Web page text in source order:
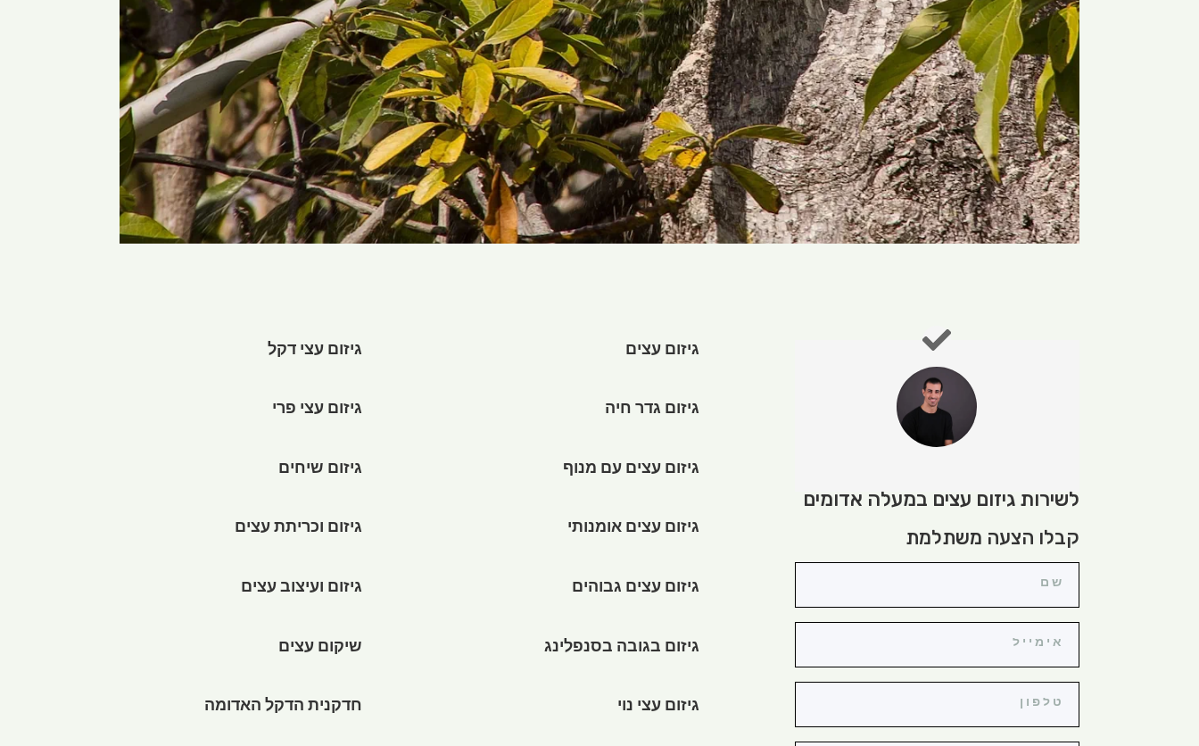
גיזום עצי דקל
גיזום עצי פרי
גיזום שיחים
גיזום וכריתת עצים
גיזום ועיצוב עצים
שיקום עצים
חדקנית הדקל האדומה
גיזום עצים
גיזום גדר חיה
גיזום עצים עם מנוף
גיזום עצים אומנותי
גיזום עצים גבוהים
גיזום בגובה בסנפלינג
גיזום עצי נוי
לשירות גיזום עצים במעלה אדומים
קבלו הצעה משתלמת